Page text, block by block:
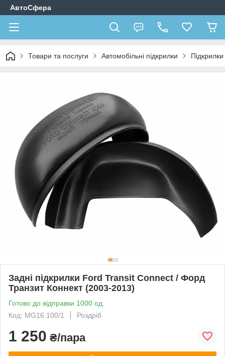
АвтоСфера
Товари та послуги Автомобільні підкрилки
Задні підкрилки Ford Transit Connect / Форд
Транзит Коннект (2003-2013)
Готово до відправки 1000 од.
Код: MG16.100/1
Роздріб
1 250 ₴/пара